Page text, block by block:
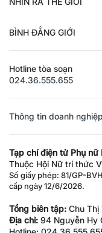
NHÌN RA THẾ GIỚI
BÌNH ĐẲNG GIỚI
Hotline tòa soạn
024.36.555.655
Thông tin doanh nghiệp
Tạp chí điện tử Phụ nữ
Thuộc Hội Nữ trí thức
Số giấy phép: 81/GP-
cấp ngày 12/6/2026.
Tổng biên tập: Chu Thị
Địa chỉ: 94 Nguyễn Hy